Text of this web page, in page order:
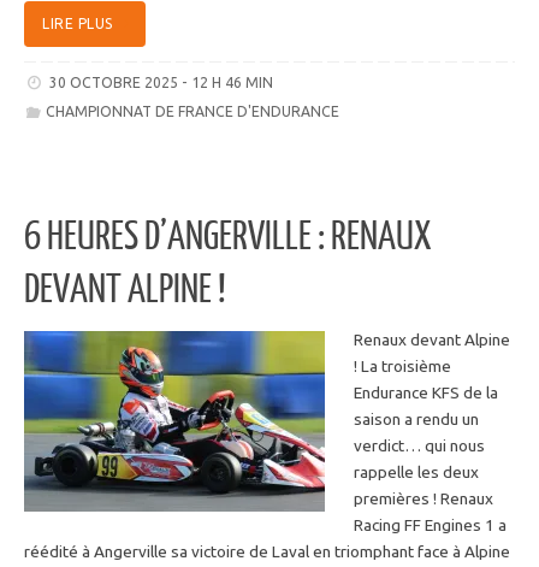
LIRE PLUS
30 OCTOBRE 2025 - 12 H 46 MIN
CHAMPIONNAT DE FRANCE D'ENDURANCE
6 HEURES D’ANGERVILLE : RENAUX
DEVANT ALPINE !
Renaux devant Alpine
! La troisième
Endurance KFS de la
saison a rendu un
verdict… qui nous
rappelle les deux
premières ! Renaux
Racing FF Engines 1 a
réédité à Angerville sa victoire de Laval en triomphant face à Alpine